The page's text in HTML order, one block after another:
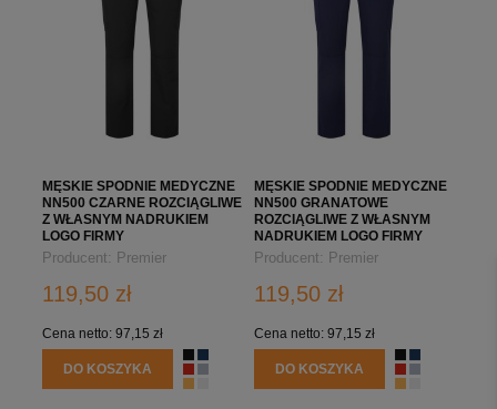
MĘSKIE SPODNIE MEDYCZNE
NN500 CZARNE ROZCIĄGLIWE
Z WŁASNYM NADRUKIEM
LOGO FIRMY
Producent: Premier
119,50 zł
Cena netto: 97,15 zł
DO KOSZYKA
MĘSKIE SPODNIE MEDYCZNE
NN500 GRANATOWE
ROZCIĄGLIWE Z WŁASNYM
NADRUKIEM LOGO FIRMY
Producent: Premier
119,50 zł
Cena netto: 97,15 zł
DO KOSZYKA